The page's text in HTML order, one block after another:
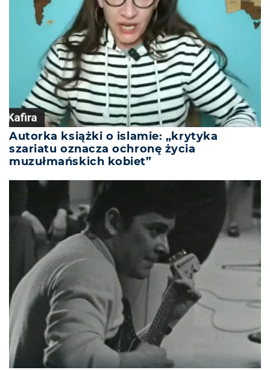
Autorka książki o islamie: „krytyka
szariatu oznacza ochronę życia
muzułmańskich kobiet”